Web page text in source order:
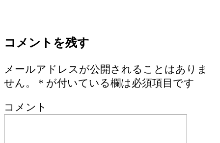
コメントを残す
メールアドレスが公開されることはありま
せん。
* が付いている欄は必須項目です
コメント